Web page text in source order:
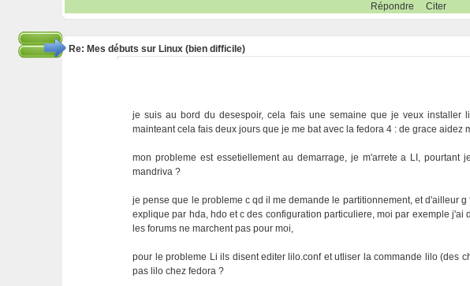
Répondre Citer
Re: Mes débuts sur Linux (bien difficile)
je suis au bord du desespoir, cela fais une semaine que je veux installer
mainteant cela fais deux jours que je me bat avec la fedora 4 : de grace aidez
mon probleme est essetiellement au demarrage, je m'arrete a LI,
mandriva ?
je pense que le probleme c qd il me demande le partitionnement, et d'ailleur
explique par hda, hdo et c des configuration particuliere, moi par exemple j'ai
les forums ne marchent pas pour moi,
pour le probleme Li ils disent editer lilo.conf et utliser la commande lilo (des
pas lilo chez fedora ?